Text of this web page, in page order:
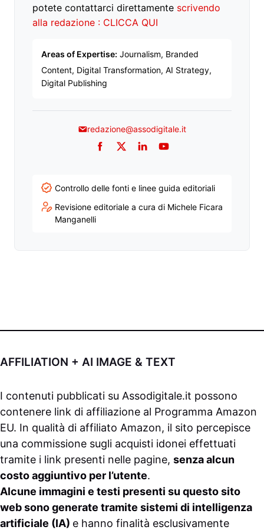
potete contattarci direttamente scrivendo
alla redazione : CLICCA QUI
Areas of Expertise: Journalism, Branded
Content, Digital Transformation, AI Strategy,
Digital Publishing
redazione@assodigitale.it
Facebook
TwitterLinkedInYouTube
Controllo delle fonti e linee guida editoriali
Revisione editoriale a cura di Michele Ficara
Manganelli
AFFILIATION + AI IMAGE & TEXT
I contenuti pubblicati su Assodigitale.it possono
contenere link di affiliazione al Programma Amazon
EU. In qualità di affiliato Amazon, il sito percepisce
una commissione sugli acquisti idonei effettuati
tramite i link presenti nelle pagine, senza alcun
costo aggiuntivo per l’utente.
Alcune immagini e testi presenti su questo sito
web sono generate tramite sistemi di intelligenza
artificiale (IA) e hanno finalità esclusivamente